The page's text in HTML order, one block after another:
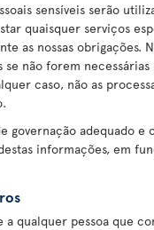
sensíveis serão
quaisquer serviços
as nossas obrigações.
se não forem
caso, não as
governação adequado e
informações, em
a qualquer pessoa que